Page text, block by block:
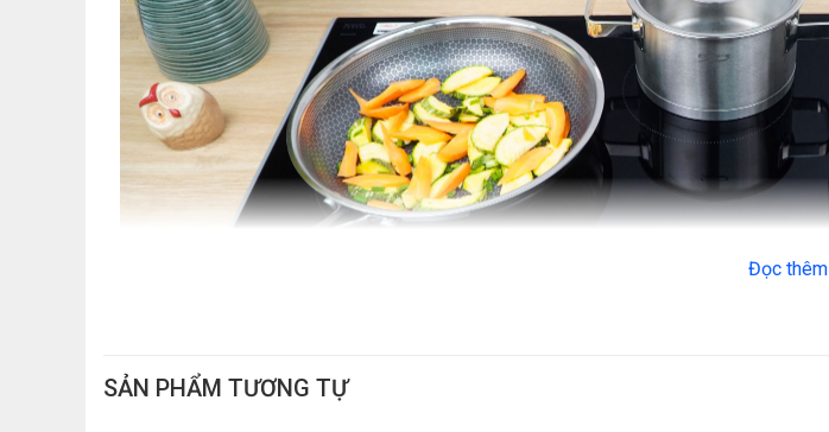
Đọc thêm
SẢN PHẨM TƯƠNG TỰ